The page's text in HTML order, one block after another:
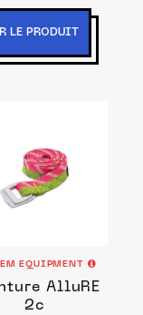
LE PRODUIT
EQUIPMENT
AlluRE
2c